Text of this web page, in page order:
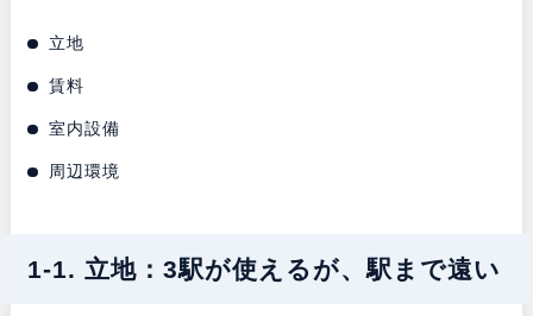
立地
賃料
室内設備
周辺環境
1-1. 立地：3駅が使えるが、駅まで遠い